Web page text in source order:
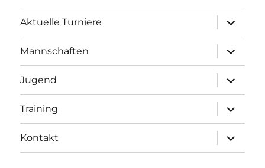
Aktuelle Turniere
öffnen
Mannschaften
öffnen
Jugend
öffnen
Training
öffnen
Kontakt
öffnen